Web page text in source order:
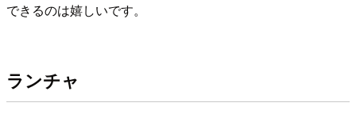
できるのは嬉しいです。
ランチャ